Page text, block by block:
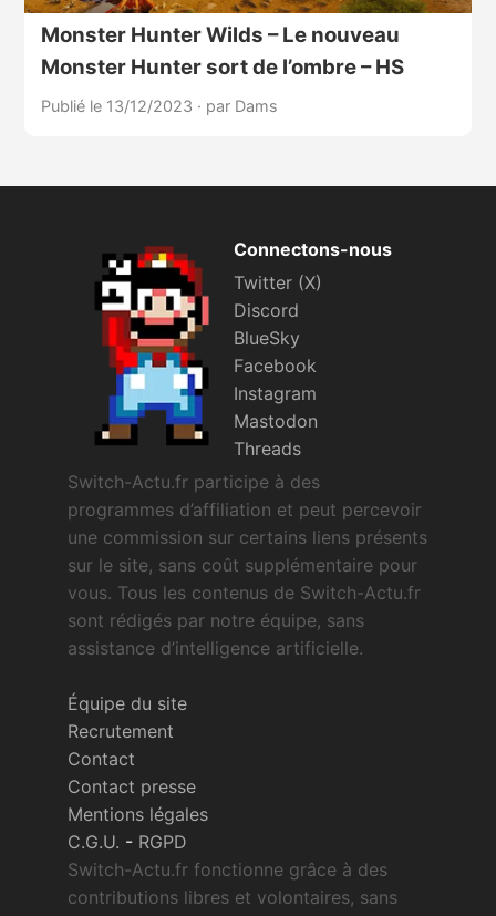
Monster Hunter Wilds – Le nouveau
Monster Hunter sort de l’ombre – HS
Publié le 13/12/2023 · par Dams
Connectons-nous
Twitter (X)
Discord
BlueSky
Facebook
Instagram
Mastodon
Threads
Switch-Actu.fr participe à des
programmes d’affiliation et peut percevoir
une commission sur certains liens présents
sur le site, sans coût supplémentaire pour
vous. Tous les contenus de Switch-Actu.fr
sont rédigés par notre équipe, sans
assistance d’intelligence artificielle.
Équipe du site
Recrutement
Contact
Contact presse
Mentions légales
C.G.U. - RGPD
Switch-Actu.fr fonctionne grâce à des
contributions libres et volontaires, sans